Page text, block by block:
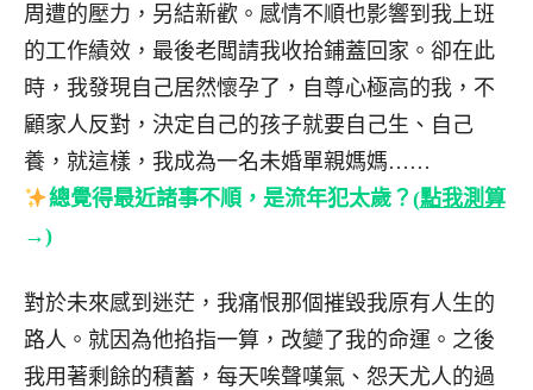
周遭的壓力，另結新歡。感情不順也影響到我上班
的工作績效，最後老闆請我收拾鋪蓋回家。卻在此
時，我發現自己居然懷孕了，自尊心極高的我，不
顧家人反對，決定自己的孩子就要自己生、自己
養，就這樣，我成為一名未婚單親媽媽……
總覺得最近諸事不順，是流年犯太歲？(點我測算
→)
對於未來感到迷茫，我痛恨那個摧毀我原有人生的
路人。就因為他掐指一算，改變了我的命運。之後
我用著剩餘的積蓄，每天唉聲嘆氣、怨天尤人的過